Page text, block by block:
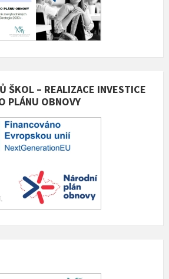
ŠKOL – REALIZACE INVESTICE
PLÁNU OBNOVY